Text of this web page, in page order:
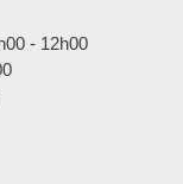
- 12h00